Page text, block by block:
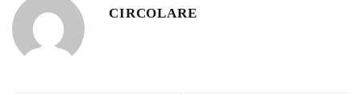
CIRCOLARE